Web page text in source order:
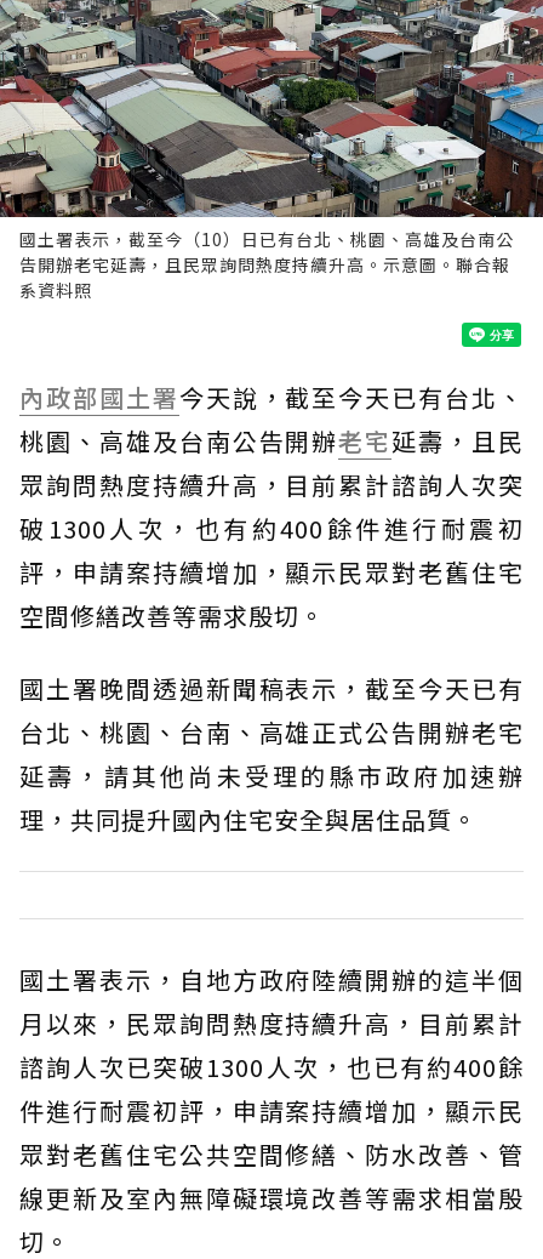
國土署表示，截至今（10）日已有台北、桃園、高雄及台南公
告開辦老宅延壽，且民眾詢問熱度持續升高。示意圖。聯合報
系資料照
內政部國土署今天說，截至今天已有台北、
桃園、高雄及台南公告開辦老宅延壽，且民
眾詢問熱度持續升高，目前累計諮詢人次突
破1300人次，也有約400餘件進行耐震初
評，申請案持續增加，顯示民眾對老舊住宅
空間修繕改善等需求殷切。
國土署晚間透過新聞稿表示，截至今天已有
台北、桃園、台南、高雄正式公告開辦老宅
延壽，請其他尚未受理的縣市政府加速辦
理，共同提升國內住宅安全與居住品質。
國土署表示，自地方政府陸續開辦的這半個
月以來，民眾詢問熱度持續升高，目前累計
諮詢人次已突破1300人次，也已有約400餘
件進行耐震初評，申請案持續增加，顯示民
眾對老舊住宅公共空間修繕、防水改善、管
線更新及室內無障礙環境改善等需求相當殷
切。